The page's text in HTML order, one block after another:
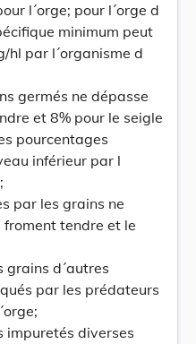
l´orge; pour l´orge d
minimum peut
hl par l´organisme d
germés ne dépasse
et 8% pour le seigle
pourcentages
inférieur par l
par les grains ne
tendre et le
d´autres
par les prédateurs
impuretés diverses